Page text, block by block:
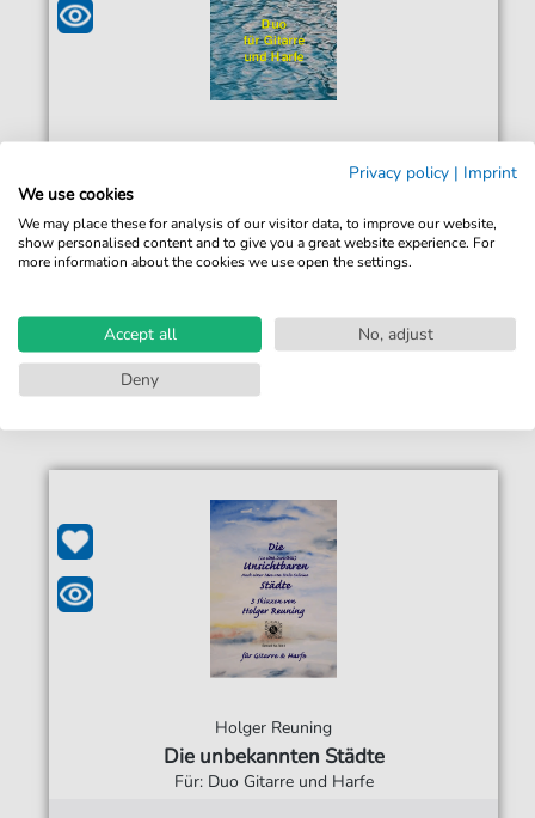
Heike Krause
Sofort verfügbar
Jederzeit abrufbar
8,00 €*
Holger Reuning
Die unbekannten Städte
Für: Duo Gitarre und Harfe
Privacy policy | Imprint
We use cookies
We may place these for analysis of our visitor data, to improve our website,
show personalised content and to give you a great website experience. For
more information about the cookies we use open the settings.
Accept all
No, adjust
Deny